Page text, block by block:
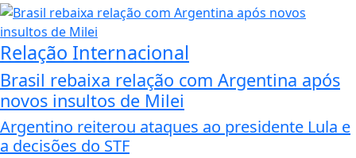
Relação Internacional
Brasil rebaixa relação com Argentina após
novos insultos de Milei
Argentino reiterou ataques ao presidente Lula e
a decisões do STF